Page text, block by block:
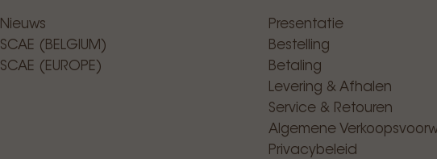
Nieuws
SCAE (BELGIUM)
SCAE (EUROPE)
Presentatie
Bestelling
Betaling
Levering & Afhalen
Service & Retouren
Algemene
Privacybeleid